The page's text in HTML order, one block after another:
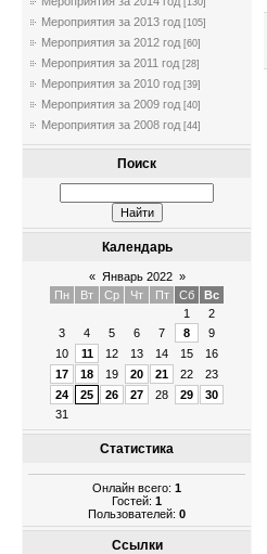
[130]
Мероприятия за 2013 год [105]
Мероприятия за 2012 год [60]
Мероприятия за 2011 год [28]
Мероприятия за 2010 год [39]
Мероприятия за 2009 год [40]
Мероприятия за 2008 год [44]
Поиск
Календарь
« Январь 2022 »
Пн
Вт Ср Чт Пт Сб
Вс
1
2
3
4 5 6 7 8
9
10
11 12 13 14 15
16
17
18 19 20 21 22
23
24
25 26 27 28 29
30
31
Статистика
Онлайн всего: 1
Гостей: 1
Пользователей: 0
Ссылки